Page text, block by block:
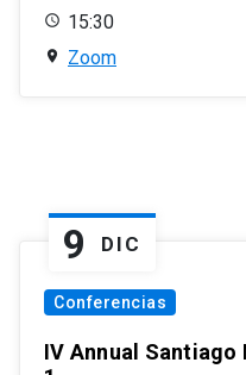
15:30
Zoom
9 DIC
Conferencias
IV Annual Santiago